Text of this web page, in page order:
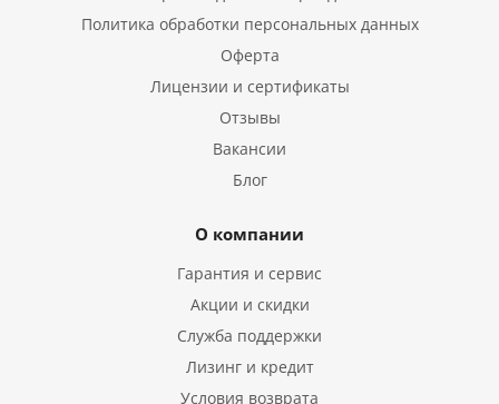
Политика обработки персональных данных
Оферта
Лицензии и сертификаты
Отзывы
Вакансии
Блог
О компании
Гарантия и сервис
Акции и скидки
Служба поддержки
Лизинг и кредит
Условия возврата